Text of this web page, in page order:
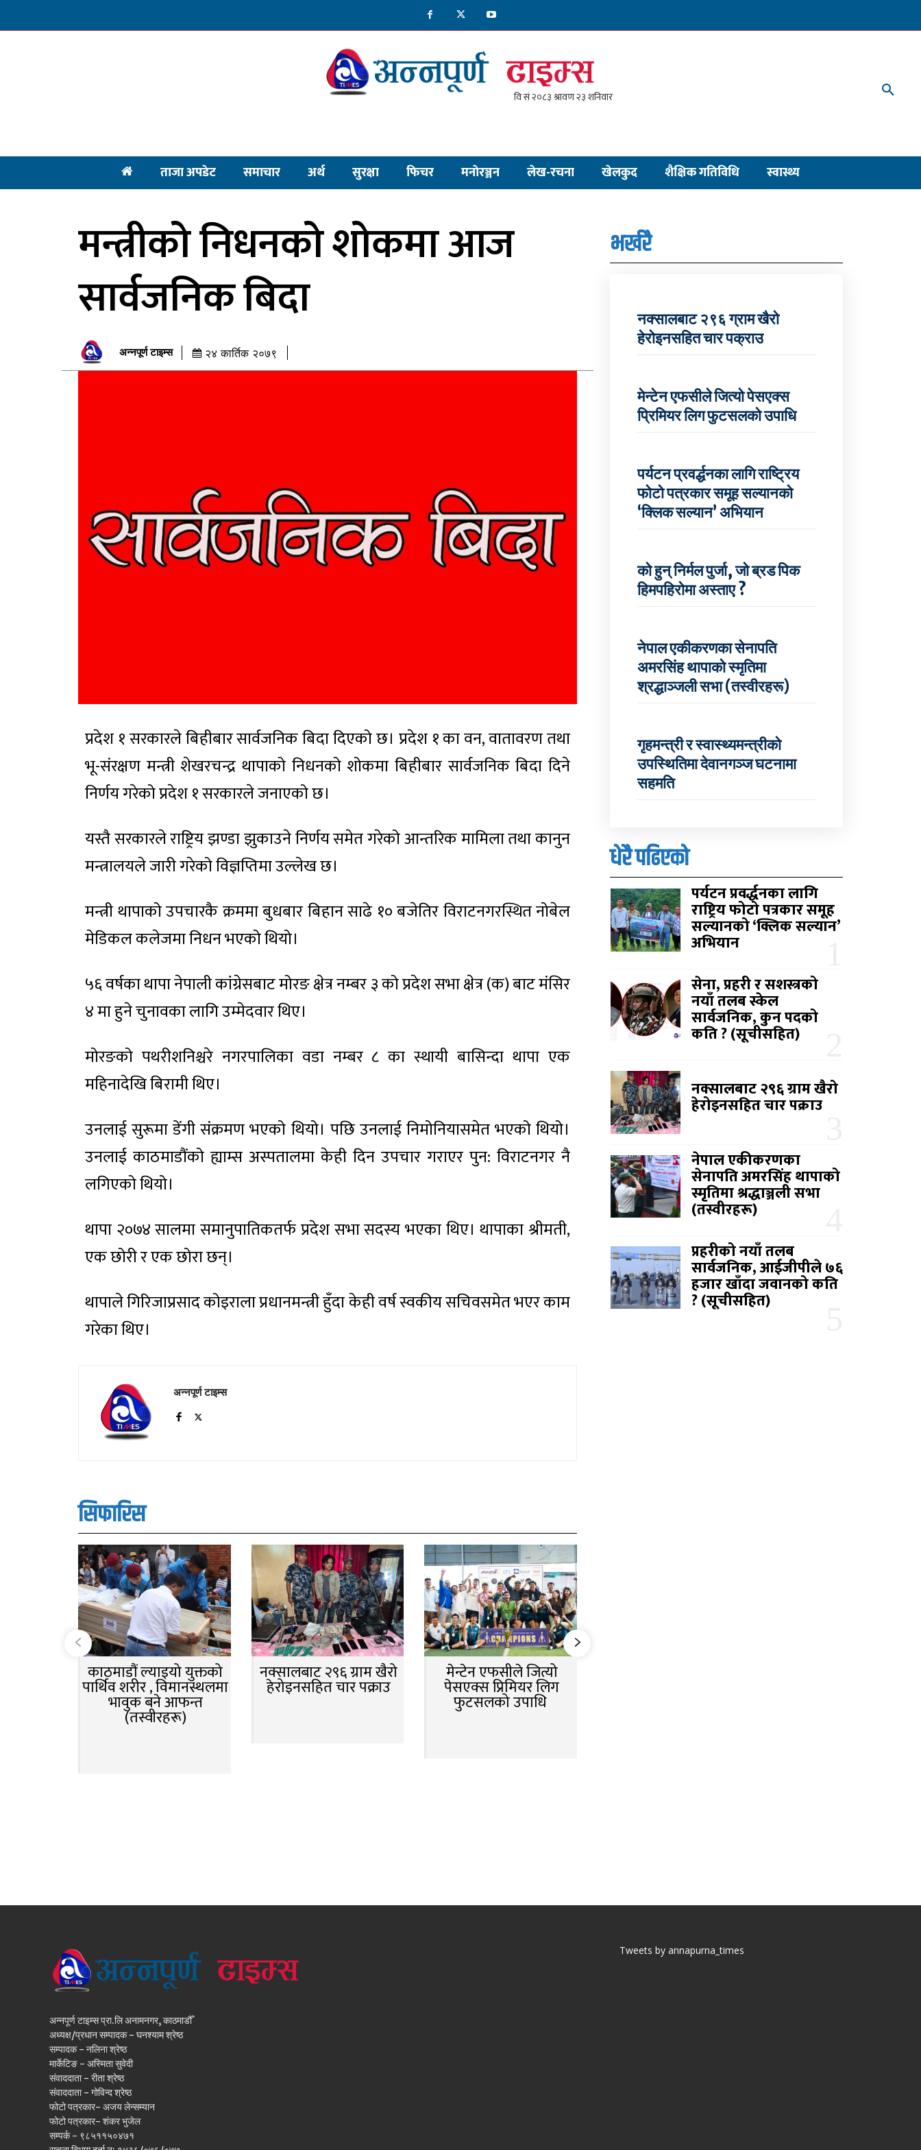
ताजा अपडेट समाचार अर्थ सुरक्षा फिचर मनाेरञ्जन लेख-रचना खेलकुद शैक्षिक गतिविधि स्वास्थ्य
मन्त्रीको निधनको शोकमा आज
सार्वजनिक बिदा
अन्नपूर्ण टाइम्स २४ कार्तिक २०७९
प्रदेश १ सरकारले बिहीबार सार्वजनिक बिदा दिएको छ। प्रदेश १ का वन, वातावरण तथा
भू-संरक्षण मन्त्री शेखरचन्द्र थापाको निधनको शोकमा बिहीबार सार्वजनिक बिदा दिने
निर्णय गरेको प्रदेश १ सरकारले जनाएको छ।
यस्तै सरकारले राष्ट्रिय झण्डा झुकाउने निर्णय समेत गरेको आन्तरिक मामिला तथा कानुन
मन्त्रालयले जारी गरेको विज्ञप्तिमा उल्लेख छ।
मन्त्री थापाको उपचारकै क्रममा बुधबार बिहान साढे १० बजेतिर विराटनगरस्थित नोबेल
मेडिकल कलेजमा निधन भएको थियो।
५६ वर्षका थापा नेपाली कांग्रेसबाट मोरङ क्षेत्र नम्बर ३ को प्रदेश सभा क्षेत्र (क) बाट मंसिर
४ मा हुने चुनावका लागि उम्मेदवार थिए।
मोरङको पथरीशनिश्चरे नगरपालिका वडा नम्बर ८ का स्थायी बासिन्दा थापा एक
महिनादेखि बिरामी थिए।
उनलाई सुरूमा डेंगी संक्रमण भएको थियो। पछि उनलाई निमोनियासमेत भएको थियो।
उनलाई काठमाडौंको ह्याम्स अस्पतालमा केही दिन उपचार गराएर पुन: विराटनगर नै
लगिएको थियो।
थापा २०७४ सालमा समानुपातिकतर्फ प्रदेश सभा सदस्य भएका थिए। थापाका श्रीमती,
एक छोरी र एक छोरा छन्।
थापाले गिरिजाप्रसाद कोइराला प्रधानमन्त्री हुँदा केही वर्ष स्वकीय सचिवसमेत भएर काम
गरेका थिए।
अन्नपूर्ण टाइम्स
सिफारिस
काठमाडौं ल्याइयो युक्तको
पार्थिव शरीर , विमानस्थलमा
भावुक बने आफन्त
(तस्वीरहरू)
नक्सालबाट २९६ ग्राम खैरो
हेरोइनसहित चार पक्राउ
मेन्टेन एफसीले जित्यो
पेसएक्स प्रिमियर लिग
फुटसलको उपाधि
भर्खरै
नक्सालबाट २९६ ग्राम खैरो
हेरोइनसहित चार पक्राउ
मेन्टेन एफसीले जित्यो पेसएक्स
प्रिमियर लिग फुटसलको उपाधि
पर्यटन प्रवर्द्धनका लागि राष्ट्रिय
फोटो पत्रकार समूह सल्यानको
‘क्लिक सल्यान’ अभियान
को हुन् निर्मल पुर्जा, जो ब्रड पिक
हिमपहिरोमा अस्ताए ?
नेपाल एकीकरणका सेनापति
अमरसिंह थापाको स्मृतिमा
श्रद्धाञ्जली सभा (तस्वीरहरू)
गृहमन्त्री र स्वास्थ्यमन्त्रीको
उपस्थितिमा देवानगञ्ज घटनामा
सहमति
धेरै पढिएको
पर्यटन प्रवर्द्धनका लागि
राष्ट्रिय फोटो पत्रकार समूह
सल्यानको ‘क्लिक सल्यान’
अभियान
सेना, प्रहरी र सशस्त्रको
नयाँ तलब स्केल
सार्वजनिक, कुन पदको
कति ? (सूचीसहित)
नक्सालबाट २९६ ग्राम खैरो
हेरोइनसहित चार पक्राउ
नेपाल एकीकरणका
सेनापति अमरसिंह थापाको
स्मृतिमा श्रद्धाञ्जली सभा
(तस्वीरहरू)
प्रहरीको नयाँ तलब
सार्वजनिक, आईजीपीले ७६
हजार खाँदा जवानको कति
? (सूचीसहित)
अन्नपूर्ण टाइम्स प्रा.लि अनामनगर, काठमाडौँ
अध्यक्ष/प्रधान सम्पादक - घनश्याम श्रेष्ठ
सम्पादक - नलिना श्रेष्ठ
मार्केटिङ - अस्मिता सुवेदी
संवाददाता - रीता श्रेष्ठ
संवाददाता - गोविन्द श्रेष्ठ
फोटो पत्रकार- अजय लेन्सम्यान
फोटो पत्रकार- शंकर भुजेल
सम्पर्क - ९८५११५०४७१
Tweets by annapurna_times